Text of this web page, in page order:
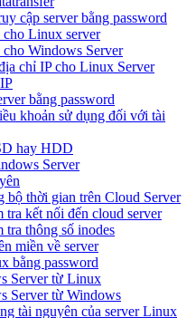
cập server bằng password
Linux server
Windows Server
chỉ IP cho Linux Server
bằng password
khoản sử dụng đối với tài
hay HDD
Server
bộ thời gian trên Cloud Server
tra kết nối đến cloud server
tra thông số inodes
miền về server
bằng password
Server từ Linux
Server từ Windows
tài nguyên của server Linux